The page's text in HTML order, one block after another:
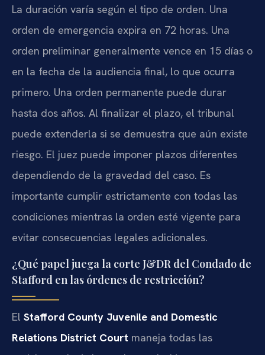
La duración varía según el tipo de orden. Una
orden de emergencia expira en 72 horas. Una
orden preliminar generalmente vence en 15 días o
en la fecha de la audiencia final, lo que ocurra
primero. Una orden permanente puede durar
hasta dos años. Al finalizar el plazo, el tribunal
puede extenderla si se demuestra que aún existe
riesgo. El juez puede imponer plazos diferentes
dependiendo de la gravedad del caso. Es
importante cumplir estrictamente con todas las
condiciones mientras la orden esté vigente para
evitar consecuencias legales adicionales.
¿Qué papel juega la corte J&DR del Condado de
Stafford en las órdenes de restricción?
El Stafford County Juvenile and Domestic
Relations District Court maneja todas las